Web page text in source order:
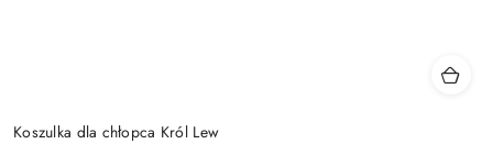
Koszulka dla chłopca Król Lew